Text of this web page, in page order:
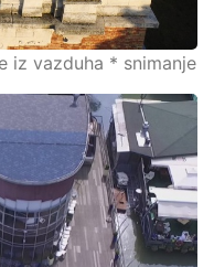
iz vazduha * snimanje